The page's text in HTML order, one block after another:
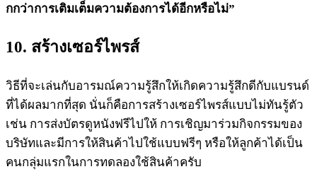
กกว่าการเติมเต็มความต้องการได้อีกหรือไม่”
10. สร้างเซอร์ไพรส์
วิธีที่จะเล่นกับอารมณ์ความรู้สึกให้เกิดความรู้สึกดีกับแบรนด์
ที่ได้ผลมากที่สุด นั่นก็คือการสร้างเซอร์ไพรส์แบบไม่ทันรู้ตัว
เช่น การส่งบัตรดูหนังฟรีไปให้ การเชิญมาร่วมกิจกรรมของ
บริษัทและมีการให้สินค้าไปใช้แบบฟรีๆ หรือให้ลูกค้าได้เป็น
คนกลุ่มแรกในการทดลองใช้สินค้าครับ